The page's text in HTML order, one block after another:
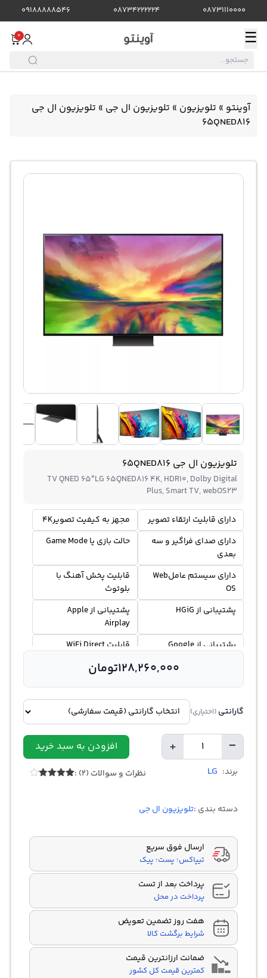
08731110000
08734222224
09188888546
☰
0
آوینتو » تلویزیون » تلویزیون ال جی » تلویزیون ال جی
65QNED816
تلویزیون ال جی 65QNED816
TV QNED 65"LG 65QNED816 4K, HDR10, Dolby Digital
Plus, Smart TV, webOS23
دارای قابلیت ارتقاء تصویر
مجهز به کیفیت تصویر4K
دارای صدای فراگیر و سه
بعدی
حالت بازی یا Game Mode
دارای سیستم عاملWeb
OS
قابلیت پخش آهنگ با
بلوتوث
پشتیبانی از HGiG
پشتیبانی از Apple
Airplay
پشتیبانی از Google
قابلیت WiFi Direct
128,260,000تومان
گارانتی (اختیاری)
−
تعداد + افزودن به سبد خرید
برند: LG نظرات و سوالات (2) :
دسته بندی :تلویزیون ال جی
ارسال فوق سریع
تیپاکس؛ پست؛ پیک
پرداخت بعد از تست
پرداخت در محل
هفت روز تضمین تعویض
شرایط برگشت کالا
ضمانت ارزانترین قیمت
کمترین قیمت کل کشور